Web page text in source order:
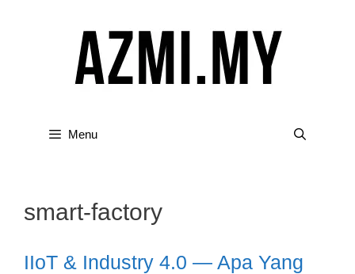
Menu
smart-factory
IIoT & Industry 4.0 — Apa Yang